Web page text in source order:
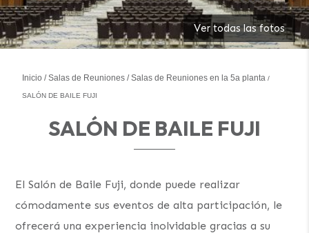
Ver todas las fotos
Inicio Salas de Reuniones Salas de Reuniones en la 5a planta
SALÓN DE BAILE FUJI
SALÓN DE BAILE FUJI
El Salón de Baile Fuji, donde puede realizar
cómodamente sus eventos de alta participación, le
ofrecerá una experiencia inolvidable gracias a su